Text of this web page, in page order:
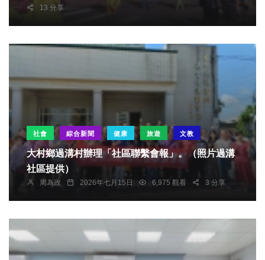
13 分享
社會 綜合新聞 健康 旅遊 文教
大村鄉過溝村辦理「社區聯繫會報」。（照片過溝
社區提供）
周為政 2026年七月15日 6,975 觀看 3 分享